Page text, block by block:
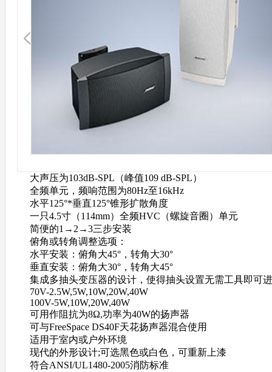
大声压为103dB-SPL（峰值109 dB-SPL）
全频单元，频响范围为80Hz至16kHz
水平125°*垂直125°锥形扩散角度
一只4.5寸（114mm）全频HVC（螺旋音圈）单元
简便的1→2→3三步安装
俯角或转角调整选项：
水平安装：俯角大45°，转角大30°
垂直安装：俯角大30°，转角大45°
集成多抽头变压器的设计，使得抽头设置无需工具即可进
70V-2.5W,5W,10W,20W,40W
100V-5W,10W,20W,40W
可用作阻抗为8Ω,功率为40W的扬声器
可与FreeSpace DS40F天花扬声器混合使用
适用于室内或户外环境
现代的外形设计;可选黑色或白色，可重新上漆
符合ANSI/UL1480-2005消防标准